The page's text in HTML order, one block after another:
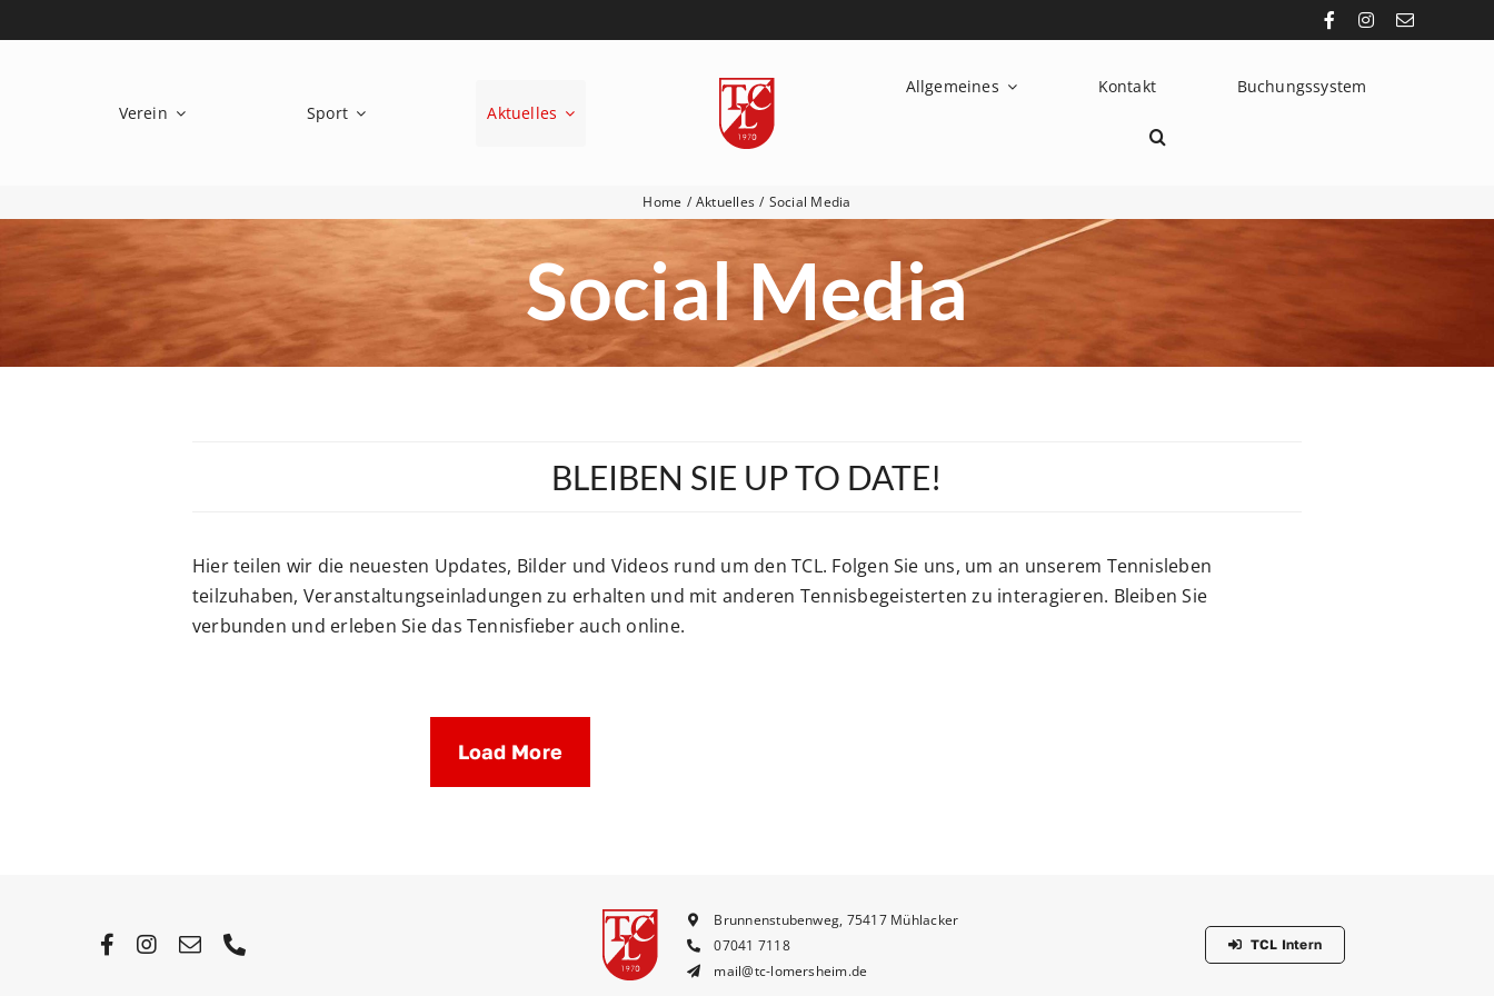
Inhalt
Verein Sport Aktuelles
Allgemeines Kontakt Buchungssystem
Home Aktuelles Social Media
Social Media
BLEIBEN SIE UP TO DATE!
Hier teilen wir die neuesten Updates, Bilder und Videos rund um den TCL. Folgen Sie uns, um an unserem Tennisleben
teilzuhaben, Veranstaltungseinladungen zu erhalten und mit anderen Tennisbegeisterten zu interagieren. Bleiben Sie
verbunden und erleben Sie das Tennisfieber auch online.
Load More
Brunnenstubenweg, 75417 Mühlacker
07041 7118
mail@tc-lomersheim.de
TCL Intern